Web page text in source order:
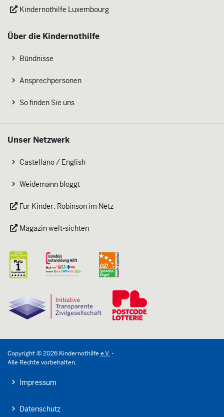
Kindernothilfe Luxembourg
Über die Kindernothilfe
Bündnisse
Ansprechpersonen
So finden Sie uns
Unser Netzwerk
Castellano / English
Weidemann bloggt
Für Kinder: Robinson im Netz
Magazin welt-sichten
Copyright ©2026 Kindernothilfe e.V.-
Alle Rechte vorbehalten.
Impressum
Datenschutz